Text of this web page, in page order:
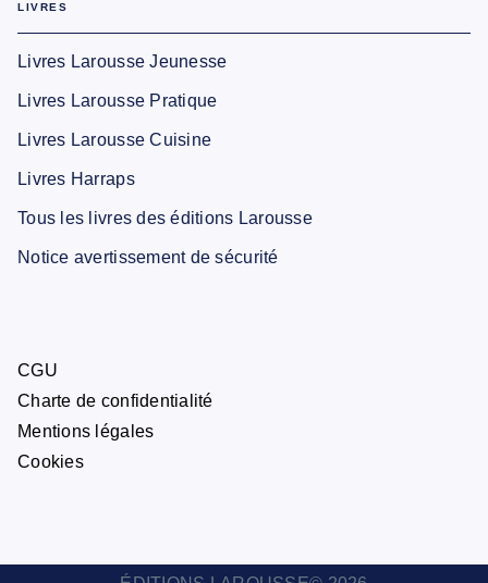
LIVRES
Livres Larousse Jeunesse
Livres Larousse Pratique
Livres Larousse Cuisine
Livres Harraps
Tous les livres des éditions Larousse
Notice avertissement de sécurité
CGU
Charte de confidentialité
Mentions légales
Cookies